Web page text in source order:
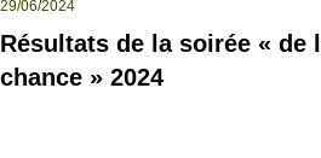
29/06/2024
Résultats de la soirée « de
chance » 2024